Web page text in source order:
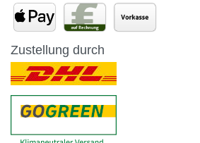
Zustellung durch